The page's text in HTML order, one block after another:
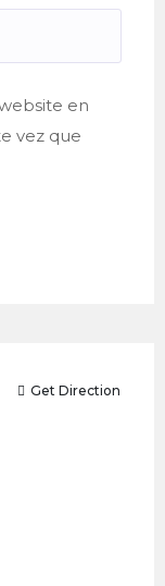
en
vez que
Get Direction